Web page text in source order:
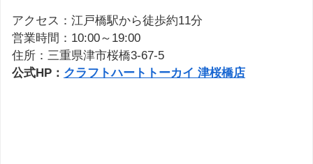
アクセス：江戸橋駅から徒歩約11分
営業時間：10:00～19:00
住所：三重県津市桜橋3-67-5
公式HP： クラフトハートトーカイ 津桜橋店